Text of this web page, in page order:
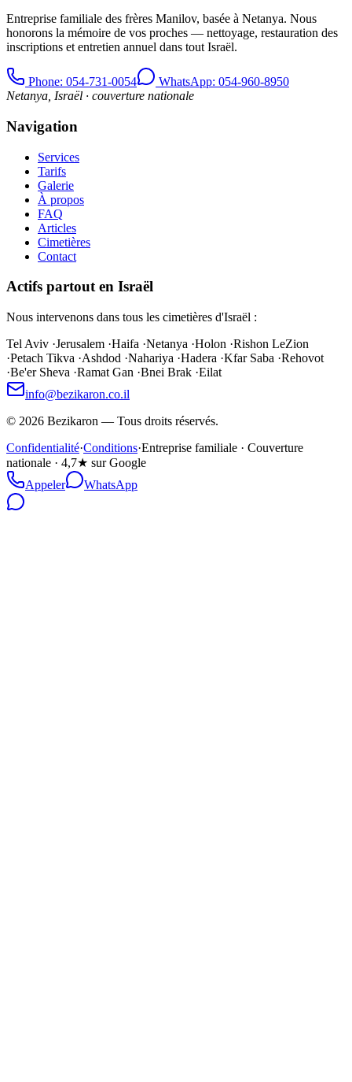
Entreprise familiale des frères Manilov, basée à Netanya. Nous
honorons la mémoire de vos proches — nettoyage, restauration des
inscriptions et entretien annuel dans tout Israël.
Phone: 054-731-0054
WhatsApp: 054-960-8950
Netanya, Israël · couverture nationale
Navigation
Services
Tarifs
Galerie
À propos
FAQ
Articles
Cimetières
Contact
Actifs partout en Israël
Nous intervenons dans tous les cimetières d'Israël :
Tel Aviv ·Jerusalem ·Haifa ·Netanya ·Holon ·Rishon LeZion
·Petach Tikva ·Ashdod ·Nahariya ·Hadera ·Kfar Saba ·Rehovot
·Be'er Sheva ·Ramat Gan ·Bnei Brak ·Eilat
info@bezikaron.co.il
© 2026 Bezikaron — Tous droits réservés.
Confidentialité·Conditions·Entreprise familiale · Couverture
nationale · 4,7★ sur Google
Appeler
WhatsApp